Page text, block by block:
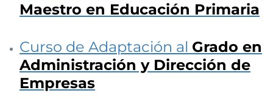
Maestro en Educación Primaria
Curso de Adaptación al Grado en
Administración y Dirección de
Empresas